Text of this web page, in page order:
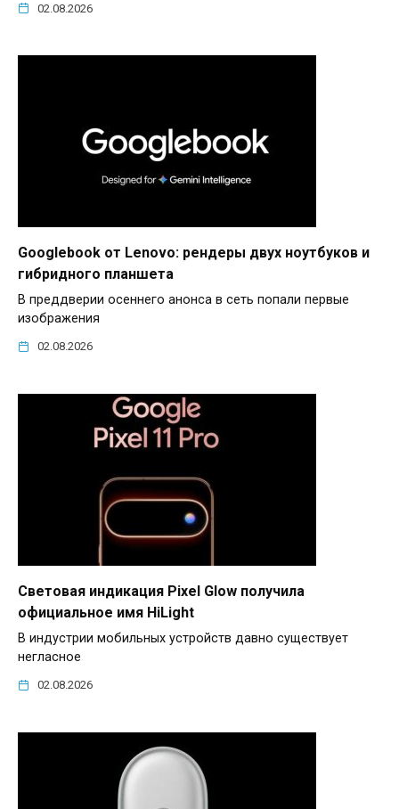
02.08.2026
Googlebook от Lenovo: рендеры двух ноутбуков и
гибридного планшета
В преддверии осеннего анонса в сеть попали первые
изображения
02.08.2026
Световая индикация Pixel Glow получила
официальное имя HiLight
В индустрии мобильных устройств давно существует
негласное
02.08.2026